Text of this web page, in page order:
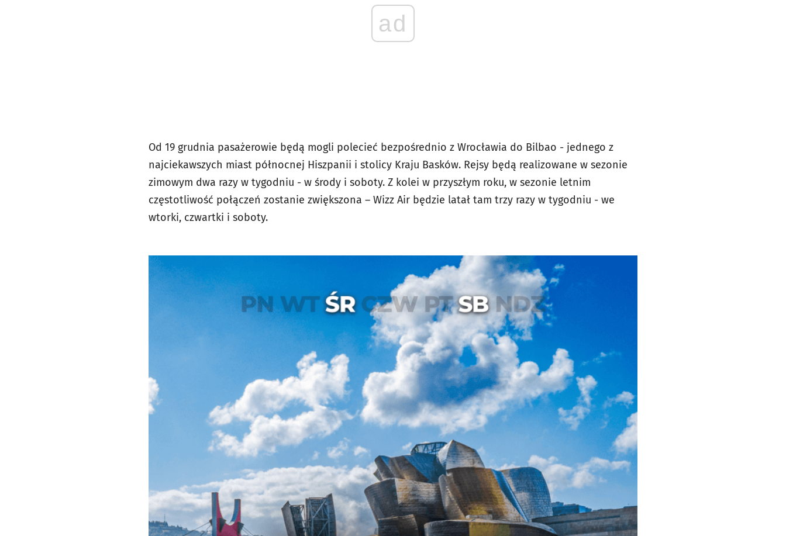
ad
Od 19 grudnia pasażerowie będą mogli polecieć bezpośrednio z Wrocławia do Bilbao - jednego z
najciekawszych miast północnej Hiszpanii i stolicy Kraju Basków. Rejsy będą realizowane w sezonie
zimowym dwa razy w tygodniu - w środy i soboty. Z kolei w przyszłym roku, w sezonie letnim
częstotliwość połączeń zostanie zwiększona – Wizz Air będzie latał tam trzy razy w tygodniu - we
wtorki, czwartki i soboty.